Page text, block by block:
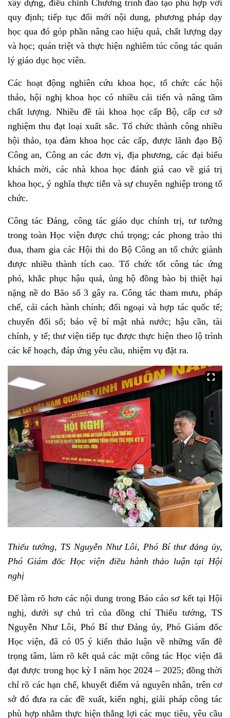
xây dựng, điều chỉnh Chương trình đào tạo phù hợp với
quy định; tiếp tục đổi mới nội dung, phương pháp dạy
học qua đó góp phần nâng cao hiệu quả, chất lượng dạy
và học; quán triệt và thực hiện nghiêm túc công tác quản
lý giáo dục học viên.
Các hoạt động nghiên cứu khoa học, tổ chức các hội
thảo, hội nghị khoa học có nhiều cải tiến và nâng tầm
chất lượng. Nhiều đề tài khoa học cấp Bộ, cấp cơ sở
nghiệm thu đạt loại xuất sắc. Tổ chức thành công nhiều
hội thảo, tọa đàm khoa học các cấp, được lãnh đạo Bộ
Công an, Công an các đơn vị, địa phương, các đại biểu
khách mời, các nhà khoa học đánh giá cao về giá trị
khoa học, ý nghĩa thực tiễn và sự chuyên nghiệp trong tổ
chức.
Công tác Đảng, công tác giáo dục chính trị, tư tưởng
trong toàn Học viện được chú trọng; các phong trào thi
đua, tham gia các Hội thi do Bộ Công an tổ chức giành
được nhiều thành tích cao. Tổ chức tốt công tác ứng
phó, khắc phục hậu quả, ủng hộ đồng bào bị thiệt hại
nặng nề do Bão số 3 gây ra.Công tác tham mưu, pháp
chế, cải cách hành chính; đối ngoại và hợp tác quốc tế;
chuyển đổi số; bảo vệ bí mật nhà nước; hậu cần, tài
chính, y tế; thư viện tiếp tục được thực hiện theo lộ trình
các kế hoạch, đáp ứng yêu cầu, nhiệm vụ đặt ra.
Thiếu tướng, TS Nguyễn Như Lôi, Phó Bí thư đảng ủy,
Phó Giám đốc Học viện điều hành thảo luận tại Hội
nghị
Để làm rõ hơn các nội dung trong Báo cáo sơ kết tại Hội
nghị, dưới sự chủ trì của đồng chí Thiếu tướng, TS
Nguyễn Như Lôi, Phó Bí thư Đảng ủy, Phó Giám đốc
Học viện, đã có 05 ý kiến thảo luận về những vấn đề
trọng tâm, làm rõ kết quả các mặt công tác Học viện đã
đạt được trong học kỳ I năm học 2024 – 2025; đồng thời
chỉ rõ các hạn chế, khuyết điểm và nguyên nhân, trên cơ
sở đó đưa ra các đề xuất, kiến nghị, giải pháp công tác
phù hợp nhằm thực hiện thắng lợi các mục tiêu, yêu cầu